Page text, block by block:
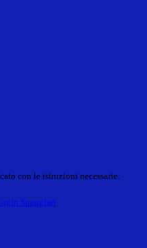
con le istruzioni necessarie.
Spaggiari